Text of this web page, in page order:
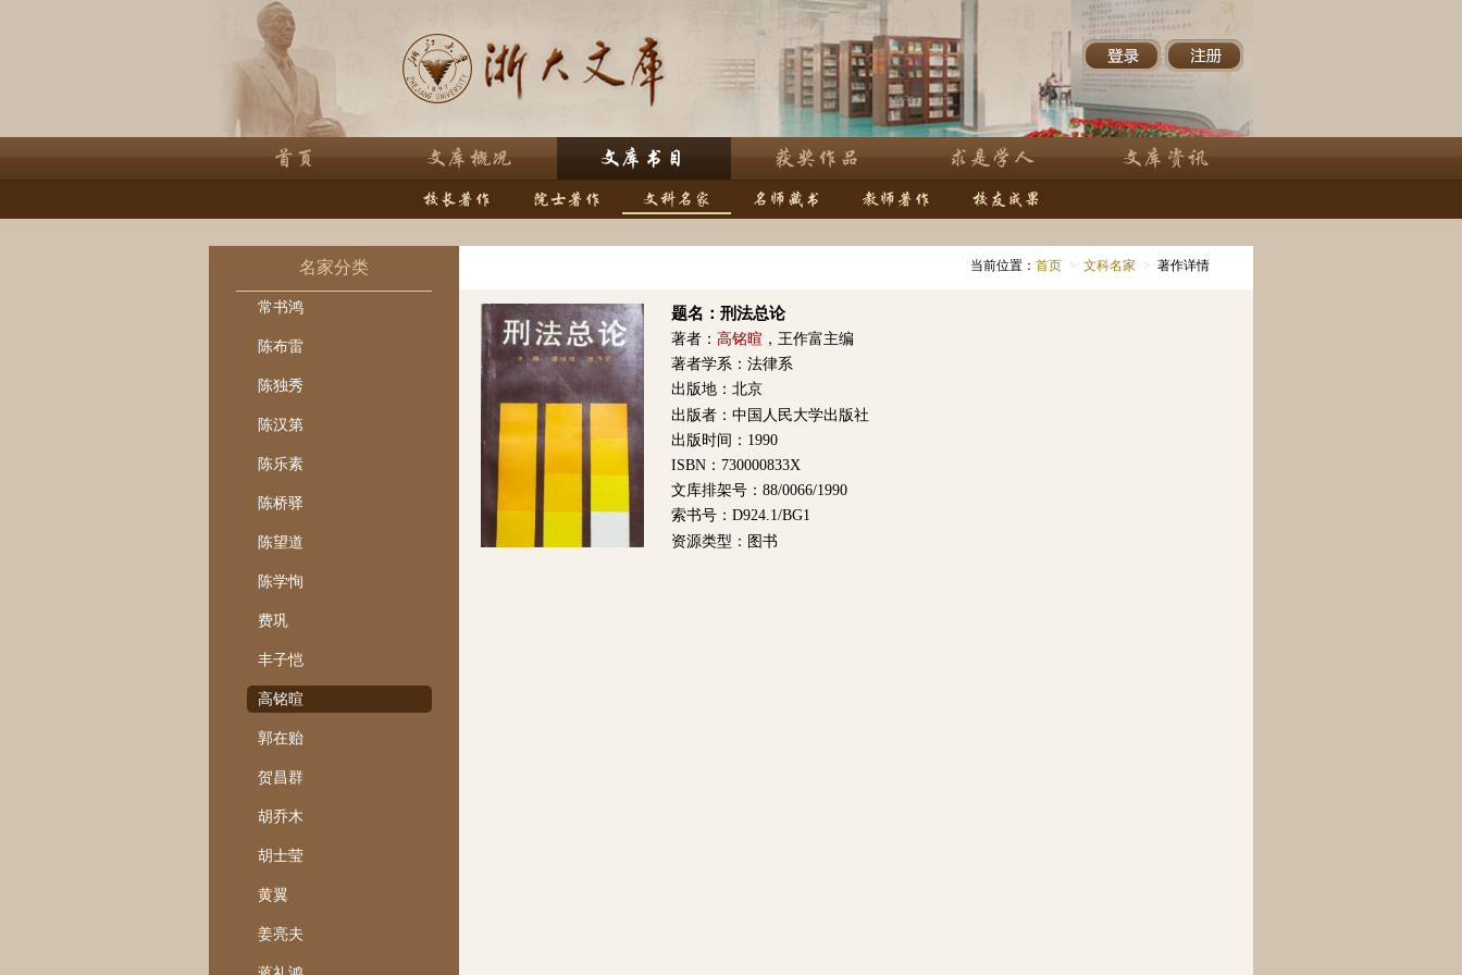
名家分类
常书鸿
陈布雷
陈独秀
陈汉第
陈乐素
陈桥驿
陈望道
陈学恂
费巩
丰子恺
高铭暄
郭在贻
贺昌群
胡乔木
胡士莹
黄翼
姜亮夫
当前位置： 首页 > 文科名家 > 著作详情
题名：刑法总论
著者： 高铭暄 ，王作富主编
著者学系：法律系
出版地：北京
出版者：中国人民大学出版社
出版时间：1990
ISBN：730000833X
文库排架号：88/0066/1990
索书号：D924.1/BG1
资源类型：图书